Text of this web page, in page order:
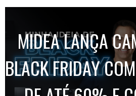
MIDEA LANÇA
BLACK FRIDAY